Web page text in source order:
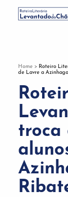
Home > Roteiro
de Lavre a
troca